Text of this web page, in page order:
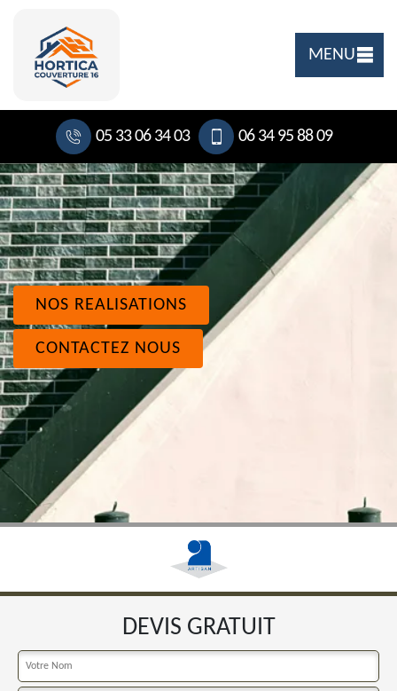
MENU
05 33 06 34 03 06 34 95 88 09
NOS REALISATIONS
CONTACTEZ NOUS
DEVIS GRATUIT